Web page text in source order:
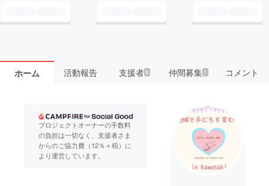
ホーム 活動報告 支援者9 仲間募集 1 コメント
プロジェクトオーナーの手数料
の負担は一切なく、支援者さま
からのご協力費（12％＋税）に
より運営しています。